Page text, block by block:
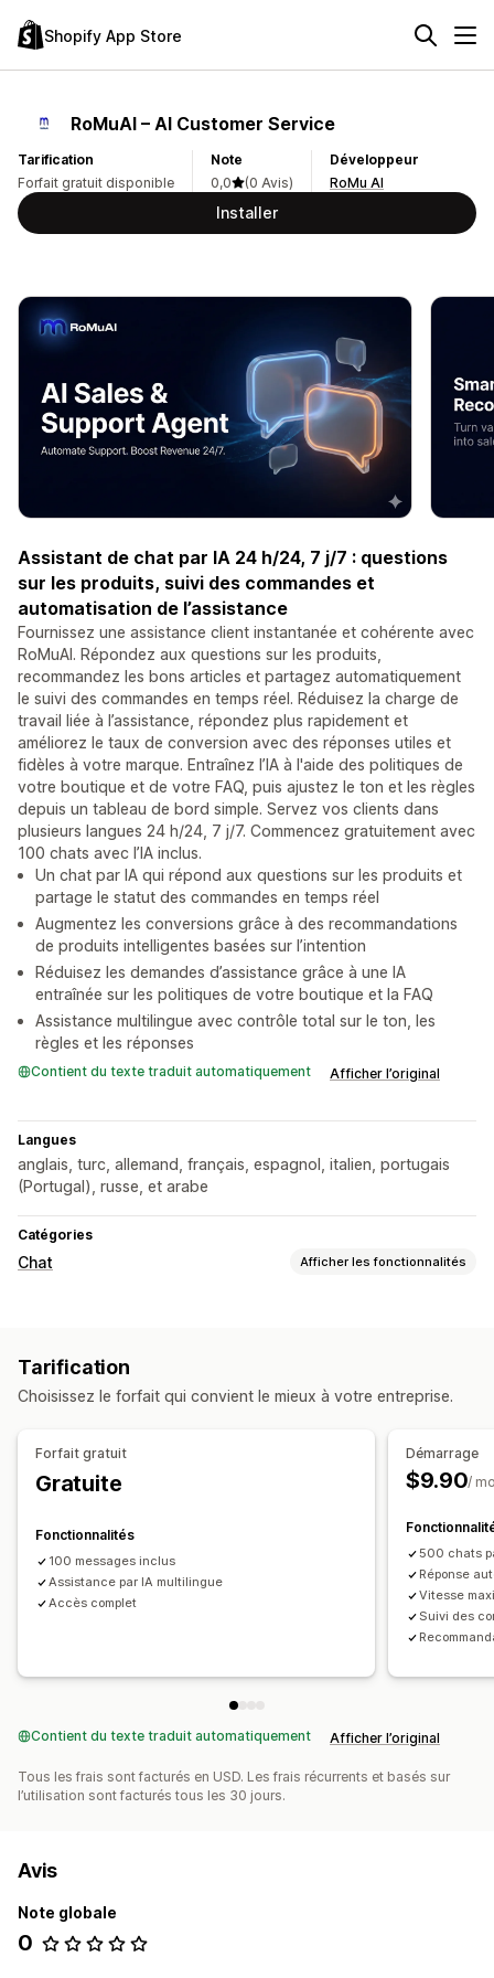
Shopify App Store
RoMuAI – AI Customer Service
Tarification
Forfait gratuit disponible
Note
0,0
(0 Avis)
Développeur
RoMu AI
Installer
Assistant de chat par IA 24 h/24, 7 j/7 : questions
sur les produits, suivi des commandes et
automatisation de l’assistance
Fournissez une assistance client instantanée et cohérente avec
RoMuAI. Répondez aux questions sur les produits,
recommandez les bons articles et partagez automatiquement
le suivi des commandes en temps réel. Réduisez la charge de
travail liée à l’assistance, répondez plus rapidement et
améliorez le taux de conversion avec des réponses utiles et
fidèles à votre marque. Entraînez l’IA à l'aide des politiques de
votre boutique et de votre FAQ, puis ajustez le ton et les règles
depuis un tableau de bord simple. Servez vos clients dans
plusieurs langues 24 h/24, 7 j/7. Commencez gratuitement avec
100 chats avec l’IA inclus.
Un chat par IA qui répond aux questions sur les produits et
partage le statut des commandes en temps réel
Augmentez les conversions grâce à des recommandations
de produits intelligentes basées sur l’intention
Réduisez les demandes d’assistance grâce à une IA
entraînée sur les politiques de votre boutique et la FAQ
Assistance multilingue avec contrôle total sur le ton, les
règles et les réponses
Contient du texte traduit automatiquement Afficher l’original
Langues
anglais, turc, allemand, français, espagnol, italien, portugais
(Portugal), russe, et arabe
Catégories
Chat Afficher les fonctionnalités
Chat en direct
Couleur et police
Tarification
Choisissez le forfait qui convient le mieux à votre entreprise.
Forfait gratuit
Gratuite
Fonctionnalités
100 messages inclus
Assistance par IA multilingue
Accès complet
Démarrage
$9.90/
500 chats
Réponse
Vitesse
Suivi des
Contient du texte traduit automatiquement Afficher l’original
Tous les frais sont facturés en USD. Les frais récurrents et basés sur
l’utilisation sont facturés tous les 30 jours.
Avis
Note globale
0